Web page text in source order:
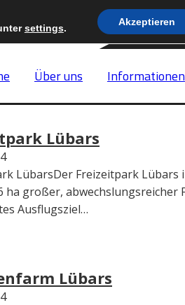
Über uns Informationen
Lübars
LübarsDer Freizeitpark
ha großer,
Ausflugsziel…
Lübars
settings.
Akzeptieren